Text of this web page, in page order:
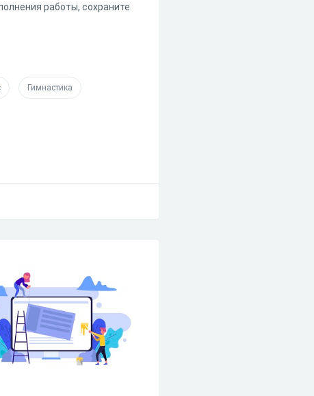
работы, сохраните
Гимнастика